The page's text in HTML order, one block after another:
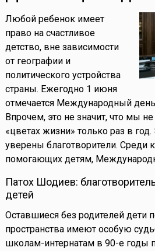
Любой ребенок имеет
право на счастливое
детство, вне зависимости
от географии и
политического устройства
страны. Ежегодно 1 июня
отмечается Международный
Впрочем, это не значит, что мы
«цветах жизни» только раз в
уверены благотворители. Среди
помогающих детям,
Патох Шодиев:
детей
Оставшиеся без родителей дети
пространства имеют особую
школам-интернатам в 90-е годы